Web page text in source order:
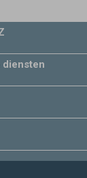
diensten